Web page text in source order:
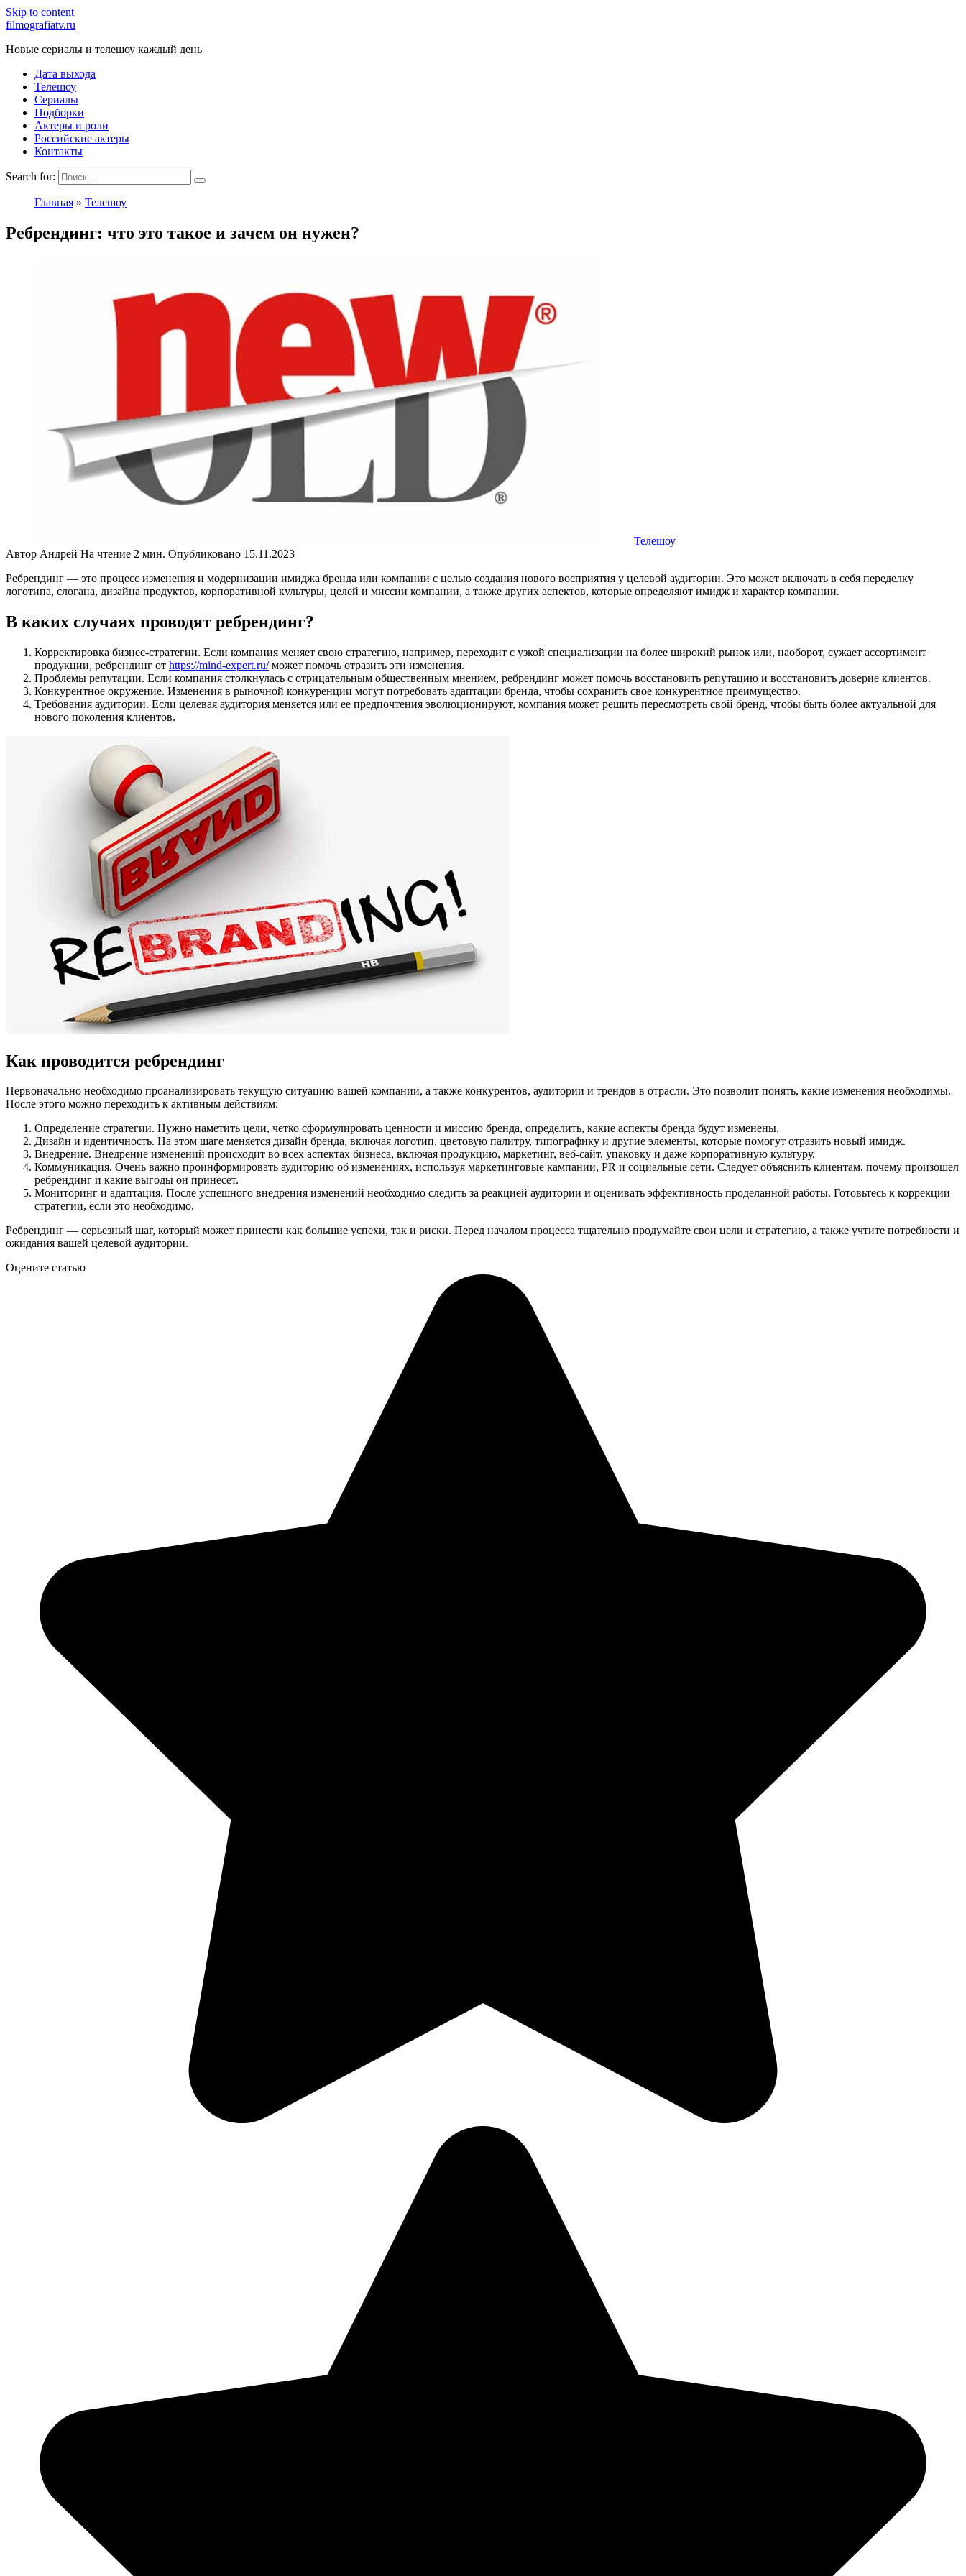
Skip to content
filmografiatv.ru
Новые сериалы и телешоу каждый день
Дата выхода
Телешоу
Сериалы
Подборки
Актеры и роли
Российские актеры
Контакты
Search for:
Главная » Телешоу
Ребрендинг: что это такое и зачем он нужен?
Телешоу
Автор Андрей На чтение 2 мин. Опубликовано 15.11.2023
Ребрендинг — это процесс изменения и модернизации имиджа бренда или компании с целью создания нового восприятия у целевой аудитории. Это может включать в себя переделку
логотипа, слогана, дизайна продуктов, корпоративной культуры, целей и миссии компании, а также других аспектов, которые определяют имидж и характер компании.
В каких случаях проводят ребрендинг?
Корректировка бизнес-стратегии. Если компания меняет свою стратегию, например, переходит с узкой специализации на более широкий рынок или, наоборот, сужает ассортимент
продукции, ребрендинг от https://mind-expert.ru/может помочь отразить эти изменения.
Проблемы репутации. Если компания столкнулась с отрицательным общественным мнением, ребрендинг может помочь восстановить репутацию и восстановить доверие клиентов.
Конкурентное окружение. Изменения в рыночной конкуренции могут потребовать адаптации бренда, чтобы сохранить свое конкурентное преимущество.
Требования аудитории. Если целевая аудитория меняется или ее предпочтения эволюционируют, компания может решить пересмотреть свой бренд, чтобы быть более актуальной для
нового поколения клиентов.
Как проводится ребрендинг
Первоначально необходимо проанализировать текущую ситуацию вашей компании, а также конкурентов, аудитории и трендов в отрасли. Это позволит понять, какие изменения необходимы.
После этого можно переходить к активным действиям:
Определение стратегии. Нужно наметить цели, четко сформулировать ценности и миссию бренда, определить, какие аспекты бренда будут изменены.
Дизайн и идентичность. На этом шаге меняется дизайн бренда, включая логотип, цветовую палитру, типографику и другие элементы, которые помогут отразить новый имидж.
Внедрение. Внедрение изменений происходит во всех аспектах бизнеса, включая продукцию, маркетинг, веб-сайт, упаковку и даже корпоративную культуру.
Коммуникация. Очень важно проинформировать аудиторию об изменениях, используя маркетинговые кампании, PR и социальные сети. Следует объяснить клиентам, почему произошел
ребрендинг и какие выгоды он принесет.
Мониторинг и адаптация. После успешного внедрения изменений необходимо следить за реакцией аудитории и оценивать эффективность проделанной работы. Готовьтесь к коррекции
стратегии, если это необходимо.
Ребрендинг — серьезный шаг, который может принести как большие успехи, так и риски. Перед началом процесса тщательно продумайте свои цели и стратегию, а также учтите потребности и
ожидания вашей целевой аудитории.
Оцените статью